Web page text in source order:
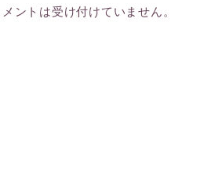
メントは受け付けていません。